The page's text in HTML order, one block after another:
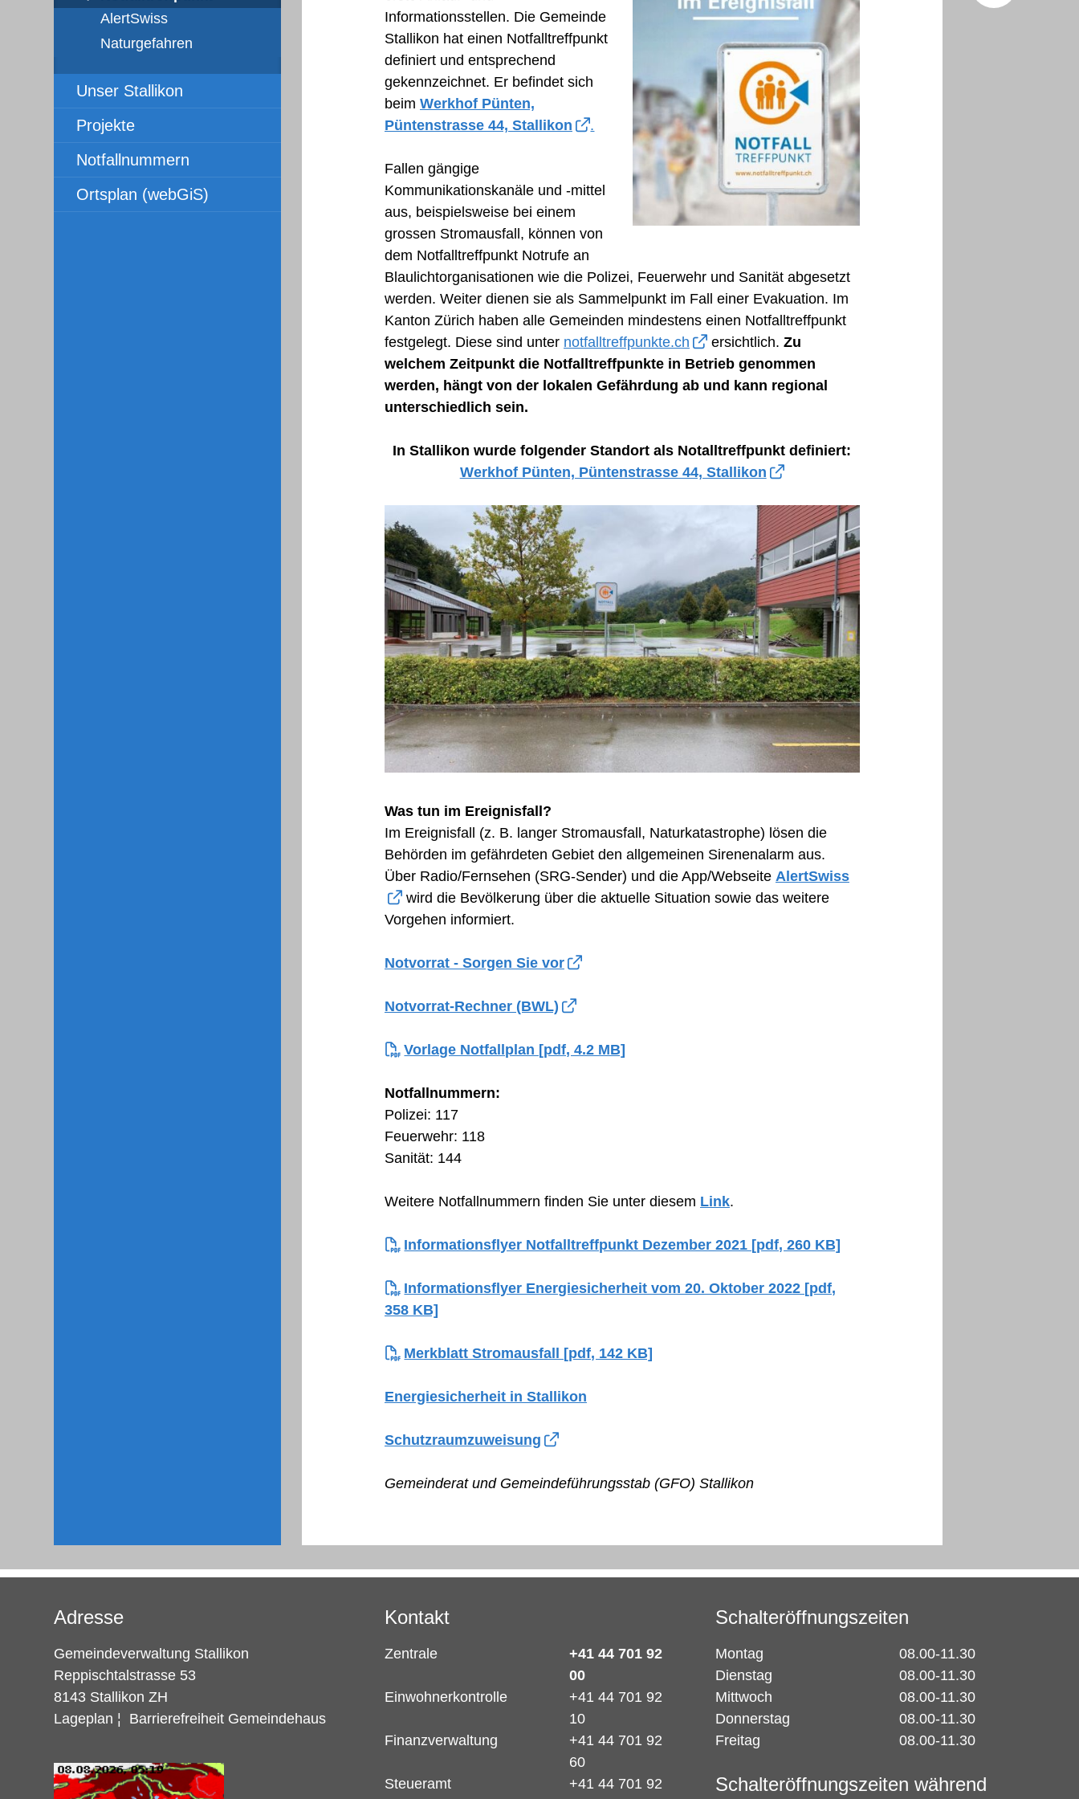
AlertSwiss
Naturgefahren
Unser Stallikon
Projekte
Notfallnummern
Ortsplan (webGiS)
Informationsstellen. Die Gemeinde
Stallikon hat einen Notfalltreffpunkt
definiert und entsprechend
gekennzeichnet. Er befindet sich
beim Werkhof Pünten,
Püntenstrasse 44, Stallikon
.
Fallen gängige
Kommunikationskanäle und -mittel
aus, beispielsweise bei einem
grossen Stromausfall, können von
dem Notfalltreffpunkt Notrufe an
Blaulichtorganisationen wie die Polizei, Feuerwehr und Sanität abgesetzt
werden. Weiter dienen sie als Sammelpunkt im Fall einer Evakuation. Im
Kanton Zürich haben alle Gemeinden mindestens einen Notfalltreffpunkt
festgelegt. Diese sind unter notfalltreffpunkte.ch ersichtlich.Zu
welchem Zeitpunkt die Notfalltreffpunkte in Betrieb genommen
werden, hängt von der lokalen Gefährdung ab und kann regional
unterschiedlich sein.
In Stallikon wurde folgender Standort als Notalltreffpunkt definiert:
Werkhof Pünten, Püntenstrasse 44, Stallikon
Was tun im Ereignisfall?
Im Ereignisfall (z. B. langer Stromausfall, Naturkatastrophe) lösen die
Behörden im gefährdeten Gebiet den allgemeinen Sirenenalarm aus.
Über Radio/Fernsehen (SRG-Sender) und die App/Webseite AlertSwiss
wird die Bevölkerung über die aktuelle Situation sowie das weitere
Vorgehen informiert.
Notvorrat - Sorgen Sie vor
Notvorrat-Rechner (BWL)
Vorlage Notfallplan [pdf, 4.2 MB]
Notfallnummern:
Polizei: 117
Feuerwehr: 118
Sanität: 144
Weitere Notfallnummern finden Sie unter diesem Link.
Informationsflyer Notfalltreffpunkt Dezember 2021 [pdf, 260 KB]
Informationsflyer Energiesicherheit vom 20. Oktober 2022 [pdf,
358 KB]
Merkblatt Stromausfall [pdf, 142 KB]
Energiesicherheit in Stallikon
Schutzraumzuweisung
Gemeinderat und Gemeindeführungsstab (GFO) Stallikon
Adresse
Gemeindeverwaltung Stallikon
Reppischtalstrasse 53
8143 Stallikon ZH
Lageplan ¦ Barrierefreiheit Gemeindehaus
Kontakt
Zentrale
+41 44 701 92
00
Einwohnerkontrolle
+41 44 701 92
10
Finanzverwaltung
+41 44 701 92
60
Steueramt
+41 44 701 92
Schalteröffnungszeiten
Montag
08.00-11.30
Dienstag
08.00-11.30
Mittwoch
08.00-11.30
Donnerstag
08.00-11.30
Freitag
08.00-11.30
Schalteröffnungszeiten während